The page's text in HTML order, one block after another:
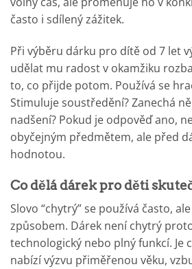
často i sdílený zážitek.
Při výběru dárku pro dítě od 7 let
udělat mu radost v okamžiku
to, co přijde potom. Používá se
Stimuluje soustředění? Zanechá
nadšení? Pokud je odpověď ano,
obyčejným předmětem, ale před
hodnotou.
Co dělá dárek pro děti
Slovo “chytrý” se používá často,
způsobem. Dárek není chytrý
technologický nebo plný funkcí. Je
nabízí výzvu přiměřenou věku,